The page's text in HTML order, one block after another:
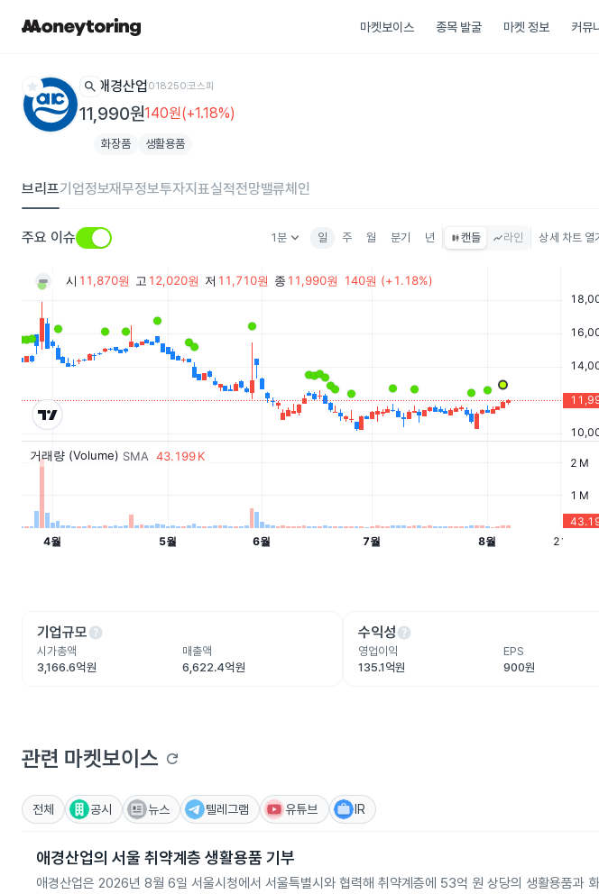
마켓보이스 종목 발굴 마켓 정보 커뮤
star search 애경산업018250코스피
11,990원140원(+1.18%)
화장품 생활용품
브리프기업정보재무정보투자지표실적전망밸류체인
주요 이슈 1분keyboard_arrow_down 일 주 월 분기 년 캔들 라인 상세 차트 열
기업규모help
시가총액
3,166.6억원
매출액
6,622.4억원
수익성help
영업이익
135.1억원
EPS
900원
관련 마켓보이스 refresh
전체 공시 뉴스 텔레그램 유튜브 IR
애경산업의 서울 취약계층 생활용품 기부
애경산업은 2026년 8월 6일 서울시청에서 서울특별시와 협력해 취약계층에 53억 원 상당의 생활용품과